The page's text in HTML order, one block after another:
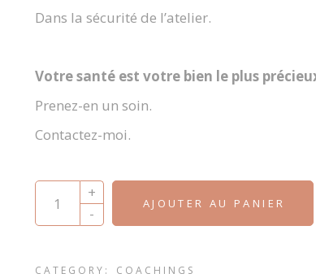
Dans la sécurité de l’atelier.
Votre santé est votre bien le plus
Prenez-en un soin.
Contactez-moi.
Coaching : Accompagnement Burn-out au
-
+
AJOUTER AU PANIER
CATEGORY: COACHINGS